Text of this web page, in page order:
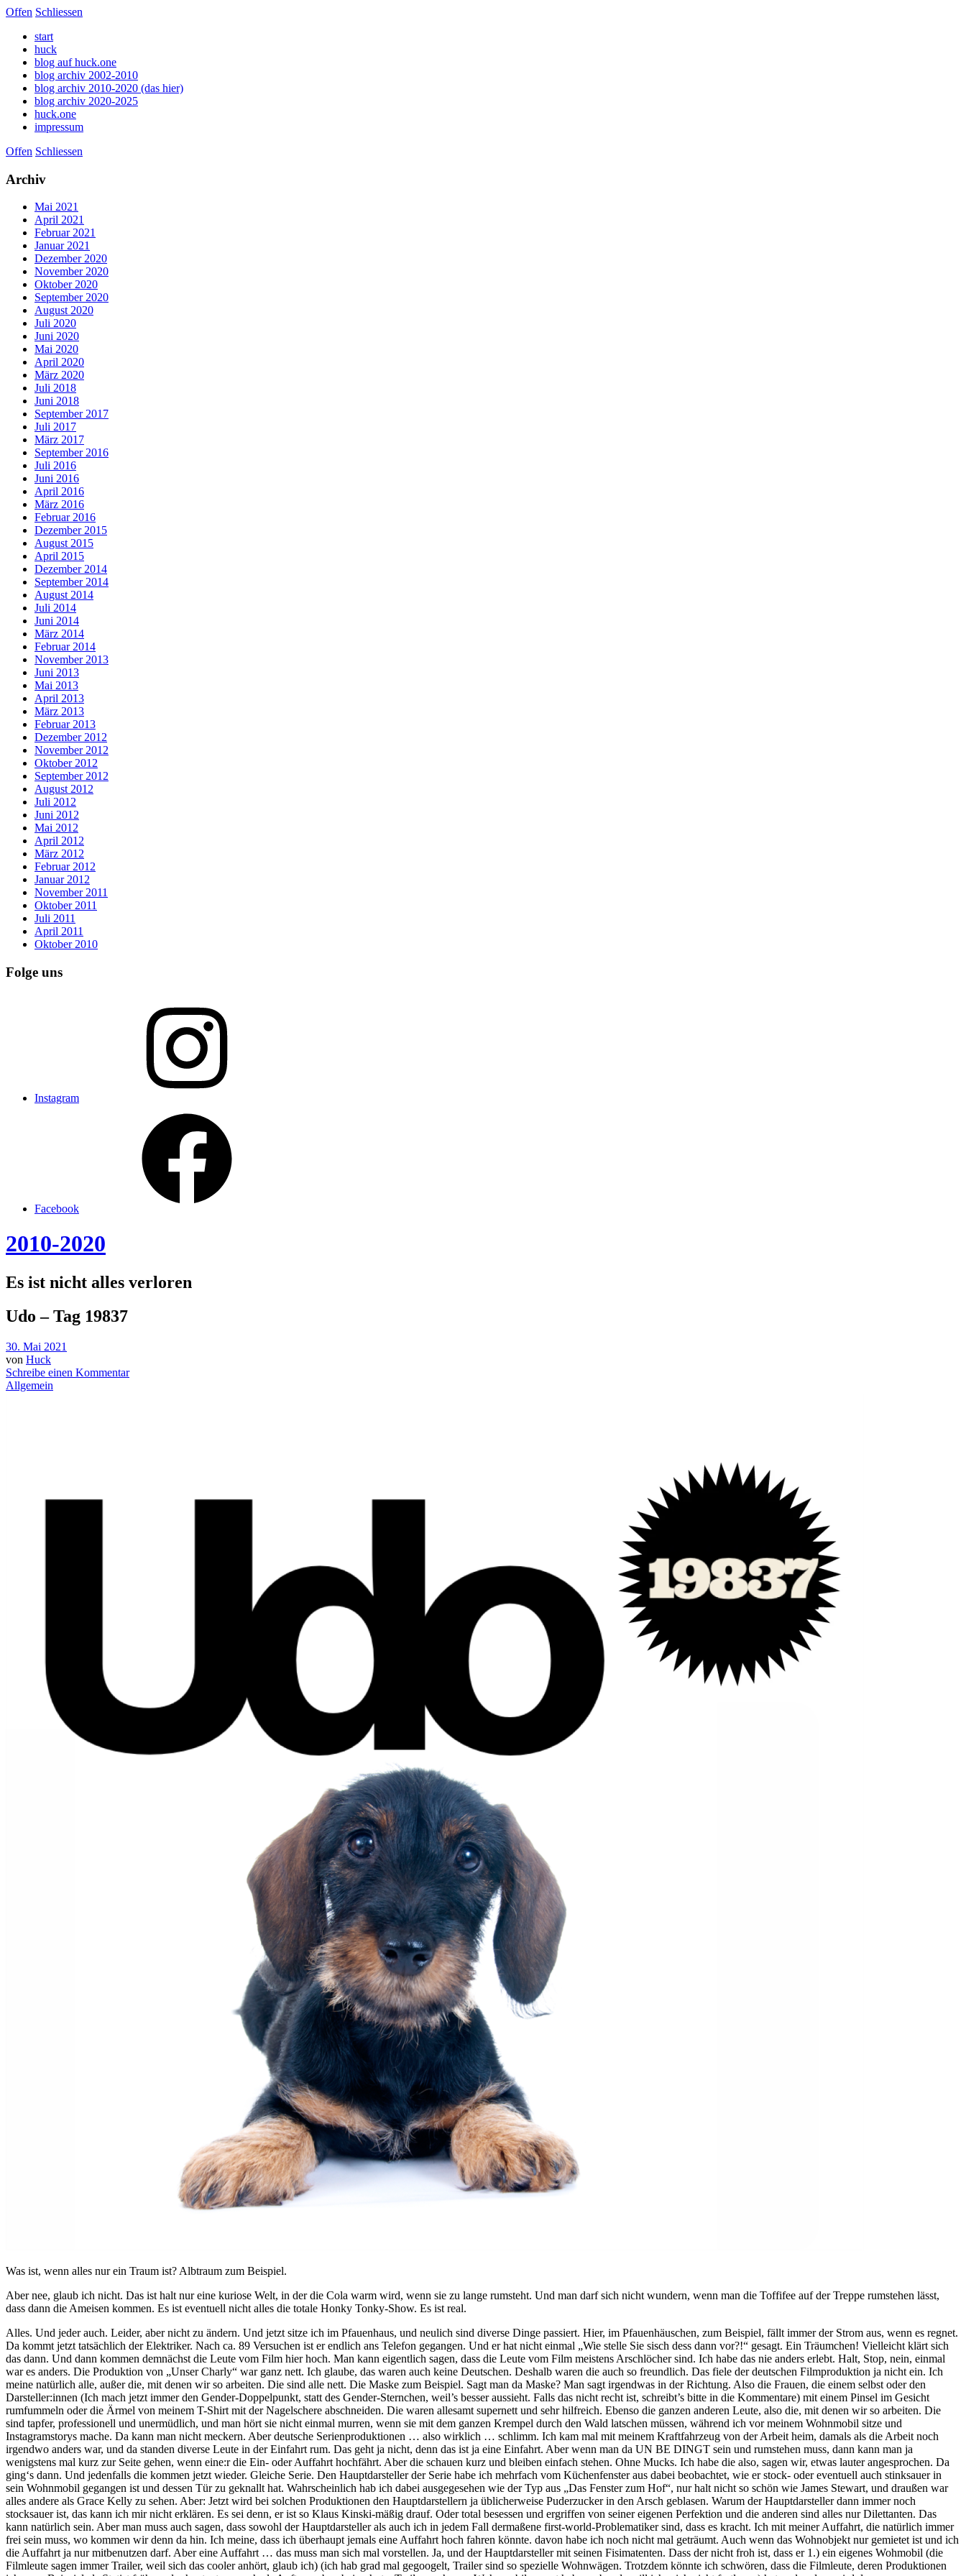
Offen Schliessen
start
huck
blog auf huck.one
blog archiv 2002-2010
blog archiv 2010-2020 (das hier)
blog archiv 2020-2025
huck.one
impressum
Offen Schliessen
Archiv
Mai 2021
April 2021
Februar 2021
Januar 2021
Dezember 2020
November 2020
Oktober 2020
September 2020
August 2020
Juli 2020
Juni 2020
Mai 2020
April 2020
März 2020
Juli 2018
Juni 2018
September 2017
Juli 2017
März 2017
September 2016
Juli 2016
Juni 2016
April 2016
März 2016
Februar 2016
Dezember 2015
August 2015
April 2015
Dezember 2014
September 2014
August 2014
Juli 2014
Juni 2014
März 2014
Februar 2014
November 2013
Juni 2013
Mai 2013
April 2013
März 2013
Februar 2013
Dezember 2012
November 2012
Oktober 2012
September 2012
August 2012
Juli 2012
Juni 2012
Mai 2012
April 2012
März 2012
Februar 2012
Januar 2012
November 2011
Oktober 2011
Juli 2011
April 2011
Oktober 2010
Folge uns
Instagram
Facebook
2010-2020
Es ist nicht alles verloren
Udo – Tag 19837
30. Mai 2021
von Huck
Schreibe einen Kommentar
Allgemein
Was ist, wenn alles nur ein Traum ist? Albtraum zum Beispiel.
Aber nee, glaub ich nicht. Das ist halt nur eine kuriose Welt, in der die Cola warm wird, wenn sie zu lange rumsteht. Und man darf sich nicht wundern, wenn man die Toffifee auf der Treppe rumstehen lässt,
dass dann die Ameisen kommen. Es ist eventuell nicht alles die totale Honky Tonky-Show. Es ist real.
Alles. Und jeder auch. Leider, aber nicht zu ändern. Und jetzt sitze ich im Pfauenhaus, und neulich sind diverse Dinge passiert. Hier, im Pfauenhäuschen, zum Beispiel, fällt immer der Strom aus, wenn es regnet.
Da kommt jetzt tatsächlich der Elektriker. Nach ca. 89 Versuchen ist er endlich ans Telefon gegangen. Und er hat nicht einmal „Wie stelle Sie sisch dess dann vor?!“ gesagt. Ein Träumchen! Vielleicht klärt sich
das dann. Und dann kommen demnächst die Leute vom Film hier hoch. Man kann eigentlich sagen, dass die Leute vom Film meistens Arschlöcher sind. Ich habe das nie anders erlebt. Halt, Stop, nein, einmal
war es anders. Die Produktion von „Unser Charly“ war ganz nett. Ich glaube, das waren auch keine Deutschen. Deshalb waren die auch so freundlich. Das fiele der deutschen Filmproduktion ja nicht ein. Ich
meine natürlich alle, außer die, mit denen wir so arbeiten. Die sind alle nett. Die Maske zum Beispiel. Sagt man da Maske? Man sagt irgendwas in der Richtung. Also die Frauen, die einem selbst oder den
Darsteller:innen (Ich mach jetzt immer den Gender-Doppelpunkt, statt des Gender-Sternchen, weil’s besser aussieht. Falls das nicht recht ist, schreibt’s bitte in die Kommentare) mit einem Pinsel im Gesicht
rumfummeln oder die Ärmel von meinem T-Shirt mit der Nagelschere abschneiden. Die waren allesamt supernett und sehr hilfreich. Ebenso die ganzen anderen Leute, also die, mit denen wir so arbeiten. Die
sind tapfer, professionell und unermüdlich, und man hört sie nicht einmal murren, wenn sie mit dem ganzen Krempel durch den Wald latschen müssen, während ich vor meinem Wohnmobil sitze und
Instagramstorys mache. Da kann man nicht meckern. Aber deutsche Serienproduktionen … also wirklich … schlimm. Ich kam mal mit meinem Kraftfahrzeug von der Arbeit heim, damals als die Arbeit noch
irgendwo anders war, und da standen diverse Leute in der Einfahrt rum. Das geht ja nicht, denn das ist ja eine Einfahrt. Aber wenn man da UN BE DINGT sein und rumstehen muss, dann kann man ja
wenigstens mal kurz zur Seite gehen, wenn eine:r die Ein- oder Auffahrt hochfährt. Aber die schauen kurz und bleiben einfach stehen. Ohne Mucks. Ich habe die also, sagen wir, etwas lauter angesprochen. Da
ging‘s dann. Und jedenfalls die kommen jetzt wieder. Gleiche Serie. Den Hauptdarsteller der Serie habe ich mehrfach vom Küchenfenster aus dabei beobachtet, wie er stock- oder eventuell auch stinksauer in
sein Wohnmobil gegangen ist und dessen Tür zu geknallt hat. Wahrscheinlich hab ich dabei ausgegesehen wie der Typ aus „Das Fenster zum Hof“, nur halt nicht so schön wie James Stewart, und draußen war
alles andere als Grace Kelly zu sehen. Aber: Jetzt wird bei solchen Produktionen den Hauptdarstellern ja üblicherweise Puderzucker in den Arsch geblasen. Warum der Hauptdarsteller dann immer noch
stocksauer ist, das kann ich mir nicht erklären. Es sei denn, er ist so Klaus Kinski-mäßig drauf. Oder total besessen und ergriffen von seiner eigenen Perfektion und die anderen sind alles nur Dilettanten. Das
kann natürlich sein. Aber man muss auch sagen, dass sowohl der Hauptdarsteller als auch ich in jedem Fall dermaßene first-world-Problematiker sind, dass es kracht. Ich mit meiner Auffahrt, die natürlich immer
frei sein muss, wo kommen wir denn da hin. Ich meine, dass ich überhaupt jemals eine Auffahrt hoch fahren könnte. davon habe ich noch nicht mal geträumt. Auch wenn das Wohnobjekt nur gemietet ist und ich
die Auffahrt ja nur mitbenutzen darf. Aber eine Auffahrt … das muss man sich mal vorstellen. Ja, und der Hauptdarsteller mit seinen Fisimatenten. Dass der nicht froh ist, dass er 1.) ein eigenes Wohmobil (die
Filmleute sagen immer Trailer, weil sich das cooler anhört, glaub ich) (ich hab grad mal gegoogelt, Trailer sind so spezielle Wohnwägen. Trotzdem könnte ich schwören, dass die Filmleute, deren Produktionen